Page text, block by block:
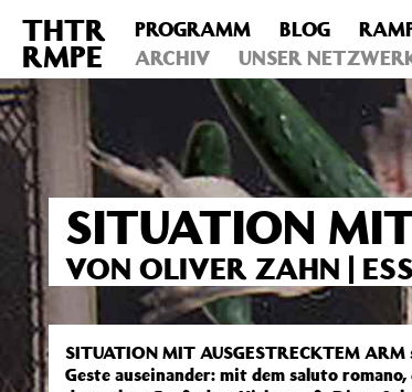
Deprecated : Die Funktion post_permalink ist seit
includes/functions.phpon line6031
THTR
RMPE
PROGRAMM BLOG
ARCHIV
UNSER
SITUATION
VON OLIVER ZAHN |
SITUATION MIT AUSGESTRECKTEM
Geste auseinander: mit dem saluto